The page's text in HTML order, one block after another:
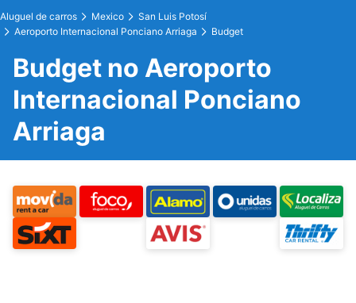
Aluguel de carros Mexico
San Luis Potosí
Aeroporto Internacional Ponciano Arriaga
Budget
Budget no Aeroporto
Internacional Ponciano
Arriaga